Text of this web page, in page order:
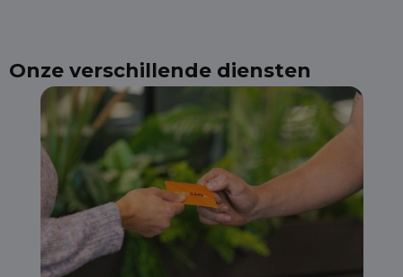
Onze verschillende diensten